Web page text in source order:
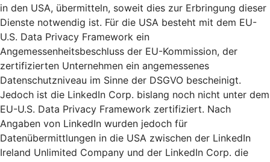
in den USA, übermitteln, soweit dies zur Erbringung dieser
Dienste notwendig ist. Für die USA besteht mit dem EU-
U.S. Data Privacy Framework ein
Angemessenheitsbeschluss der EU-Kommission, der
zertifizierten Unternehmen ein angemessenes
Datenschutzniveau im Sinne der DSGVO bescheinigt.
Jedoch ist die LinkedIn Corp. bislang noch nicht unter dem
EU-U.S. Data Privacy Framework zertifiziert. Nach
Angaben von LinkedIn wurden jedoch für
Datenübermittlungen in die USA zwischen der LinkedIn
Ireland Unlimited Company und der LinkedIn Corp. die